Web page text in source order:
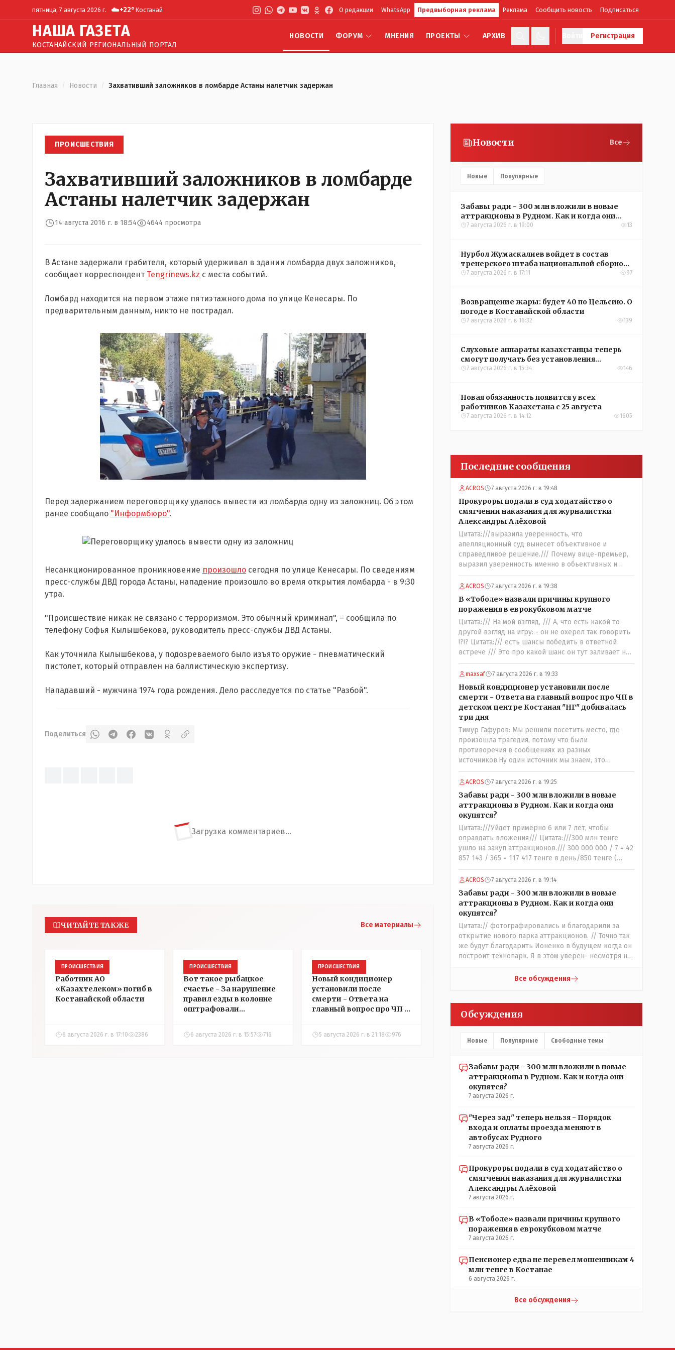
пятница, 7 августа 2026 г. ☁️+22° Костанай О редакции WhatsApp Предвыборная реклама Реклама Сообщить новость Подписаться
НАША ГАЗЕТА
КОСТАНАЙСКИЙ РЕГИОНАЛЬНЫЙ ПОРТАЛ
НОВОСТИ ФОРУМ МНЕНИЯ ПРОЕКТЫ АРХИВ Регистрация
Главная / Новости / Захвативший заложников в ломбарде Астаны налетчик задержан
ПРОИСШЕСТВИЯ
Захвативший заложников в ломбарде
Астаны налетчик задержан
14 августа 2016 г. в 18:54 4644 просмотра
В Астане задержали грабителя, который удерживал в здании ломбарда двух заложников,
сообщает корреспондент Tengrinews.kz с места событий.
Ломбард находится на первом этаже пятиэтажного дома по улице Кенесары. По
предварительным данным, никто не пострадал.
Перед задержанием переговорщику удалось вывести из ломбарда одну из заложниц. Об этом
ранее сообщало "Информбюро".
Несанкционированное проникновение произошло сегодня по улице Кенесары. По сведениям
пресс-службы ДВД города Астаны, нападение произошло во время открытия ломбарда - в 9:30
утра.
"Происшествие никак не связано с терроризмом. Это обычный криминал", – сообщила по
телефону Софья Кылышбекова, руководитель пресс-службы ДВД Астаны.
Как уточнила Кылышбекова, у подозреваемого было изъято оружие - пневматический
пистолет, который отправлен на баллистическую экспертизу.
Нападавший - мужчина 1974 года рождения. Дело расследуется по статье "Разбой".
Поделиться
Загрузка комментариев...
ЧИТАЙТЕ ТАКЖЕ Все материалы
ПРОИСШЕСТВИЯ
Работник АО
«Казахтелеком» погиб в
Костанайской области
6 августа 2026 г. в 17:10 2386
ПРОИСШЕСТВИЯ
Вот такое рыбацкое
счастье - За нарушение
правил езды в колонне
оштрафовали
Аркалыке
6 августа 2026 г. в 15:57 716
ПРОИСШЕСТВИЯ
Новый кондиционер
установили после
смерти - Ответа на
главный вопрос про ЧП в
добивалась три дня
5 августа 2026 г. в 21:18 976
Новости Все
Новые Популярные
Забавы ради - 300 млн вложили в новые
аттракционы в Рудном. Как и когда они
окупятся?
7 августа 2026 г. в 19:00 13
Нурбол Жумаскалиев войдет в состав
тренерского штаба национальной сборной
Казахстана по футболу
7 августа 2026 г. в 17:11 97
Возвращение жары: будет 40 по Цельсию. О
погоде в Костанайской области
7 августа 2026 г. в 16:32 139
Слуховые аппараты казахстанцы теперь
смогут получать без установления
инвалидности
7 августа 2026 г. в 15:34 146
Новая обязанность появится у всех
работников Казахстана с 25 августа
7 августа 2026 г. в 14:12 1605
Последние сообщения
ACROS 7 августа 2026 г. в 19:48
Прокуроры подали в суд ходатайство о
смягчении наказания для журналистки
Александры Алёховой
Цитата:///выразила уверенность, что
апелляционный суд вынесет объективное и
справедливое решение./// Почему вице-премьер,
выразил уверенность именно в обьективных и
справедливых действиях и решении именно
АПЕЛЛЯЦИОННОГО суда, а не суда ПЕРВОЙ
инстанции ??? Значит она посчитала что суд первой
инстанции вынес: - ."....НЕ ОБЬЕКТИВНОЕ и
НЕСПРАВЕДЛИВОЕ решение....." - так можно
интрепретировать её высказывание ???
ACROS 7 августа 2026 г. в 19:38
В «Тоболе» назвали причины крупного
поражения в еврокубковом матче
Цитата:/// На мой взгляд, /// А, что есть какой то
другой взгляд на игру: - он не охерел так говорить
!?!? Цитата:/// есть шансы победить в ответной
встрече /// Это про какой шанс он тут заливает нам
в уши: - ".. забить на своём поле ЧЕТЫРЕ гола и при
этом не пропустить ни ОДНОГО,,,,"- сказки Венского
леса. Цитата://я поздравляю их с этой победой//
Значит морально: - игроки Тобола уже проиграли
ответную встречу: - чудо на поле не бывает, если
только у тебя в команде играет сам Марадона....
maxsaf 7 августа 2026 г. в 19:33
Новый кондиционер установили после
смерти - Ответа на главный вопрос про ЧП в
детском центре Костаная "НГ" добивалась
три дня
Тимур Гафуров: Мы решили посетить место, где
произошла трагедия, потому что были
противоречия в сообщениях из разных
источников.Ну один источник мы знаем, это
правозащитный центр, они утверждают, что ничего
толком не работало на момент трагедии. А кто
второй источник, с противоречивой информацией?
Кто до вашей поездки утверждал, что там все ОК,
не жарко, и всё работает как надо?
ACROS 7 августа 2026 г. в 19:25
Забавы ради - 300 млн вложили в новые
аттракционы в Рудном. Как и когда они
окупятся?
Цитата:///Уйдет примерно 6 или 7 лет, чтобы
оправдать вложения/// Цитата:///300 млн тенге
ушло на закуп аттракционов./// 300 000 000 / 7 = 42
857 143 / 365 = 117 417 тенге в день/850 тенге (
средняя стоимость билета) - 138 человек в день -
такая должна быть средняя минимальная
ежедневная посещаемость этих атракционов и
только лишь для того что бы "отбить" стоимость
оборудования, прибавьте сюда ещё :- зарплата
персонала, налоги, амортизация оборудования, его
техобслуживание, покупка запчастей,
электроэнергия, накладные и другие
непредвиденные расходы. И это не отнимая
морозные дни, непогоду и прочие нерабочие дни.
ACROS 7 августа 2026 г. в 19:14
Забавы ради - 300 млн вложили в новые
аттракционы в Рудном. Как и когда они
окупятся?
Цитата:// фотографировались и благодарили за
открытие нового парка аттракционов. // Точно так
же будут благодарить Ионенко в будущем когда он
построит технопарк. Я в этом уверен- несмотря на
кучки рудненских манкуртов. По традиции нашего
Все обсуждения
Обсуждения
Новые Популярные Свободные темы
Забавы ради - 300 млн вложили в новые
аттракционы в Рудном. Как и когда они
окупятся?
7 августа 2026 г.
"Через зад" теперь нельзя - Порядок
входа и оплаты проезда меняют в
автобусах Рудного
7 августа 2026 г.
Прокуроры подали в суд ходатайство о
смягчении наказания для журналистки
Александры Алёховой
7 августа 2026 г.
В «Тоболе» назвали причины крупного
поражения в еврокубковом матче
7 августа 2026 г.
Пенсионер едва не перевел мошенникам 4
млн тенге в Костанае
6 августа 2026 г.
Все обсуждения